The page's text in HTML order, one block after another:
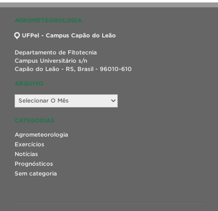
AGROMETEOROLOGIA
UFPel - Campus Capão do Leão
Departamento de Fitotecnia
Campus Universitário s/n
Capão do Leão - RS, Brasil - 96010-610
ARQUIVO
Arquivo
CATEGORIAS
Agrometeorologia
Exercícios
Notícias
Prognósticos
Sem categoria